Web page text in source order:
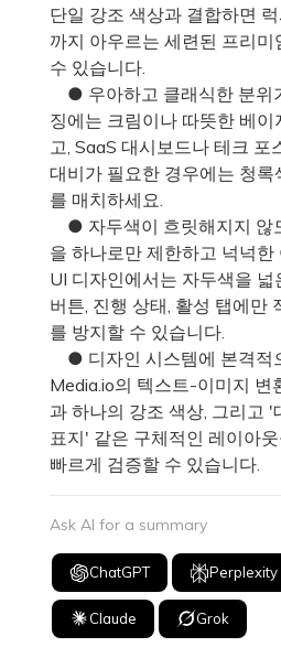
단일 강조 색상과 결합하면
까지 아우르는 세련된 프리
수 있습니다.
● 우아하고 클래식한 분위
징에는 크림이나 따뜻한 베
고, SaaS 대시보드나 테크 포
대비가 필요한 경우에는 청록
를 매치하세요.
● 자두색이 흐릿해지지 않
을 하나로만 제한하고 넉넉한
UI 디자인에서는 자두색을
버튼, 진행 상태, 활성 탭에만
를 방지할 수 있습니다.
● 디자인 시스템에 본격적
Media.io의 텍스트-이미지 변
과 하나의 강조 색상, 그리고
표지' 같은 구체적인 레이아
빠르게 검증할 수 있습니다.
Ask AI for a summary
ChatGPT Perplexity
Claude Grok